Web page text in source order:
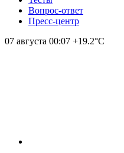
Вопрос-ответ
Пресс-центр
07 августа 00:07 +19.2°С